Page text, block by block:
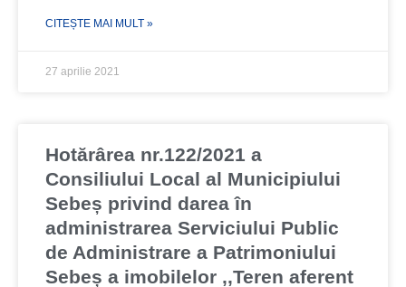
CITEȘTE MAI MULT »
27 aprilie 2021
Hotărârea nr.122/2021 a
Consiliului Local al Municipiului
Sebeș privind darea în
administrarea Serviciului Public
de Administrare a Patrimoniului
Sebeș a imobilelor ,,Teren aferent